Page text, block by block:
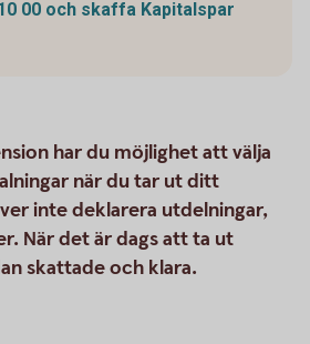
00 och skaffa Kapitalspar
har du möjlighet att välja
när du tar ut ditt
inte deklarera utdelningar,
När det är dags att ta ut
skattade och klara.